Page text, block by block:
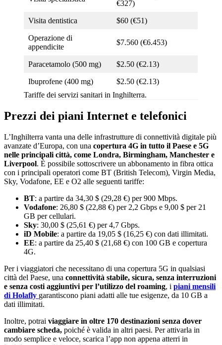
€327)
Visita dentistica $60 (€51)
Operazione di
appendicite
$7.560 (€6.453)
Paracetamolo (500 mg) $2.50 (€2.13)
Ibuprofene (400 mg)
$2.50 (€2.13)
Tariffe dei servizi sanitari in Inghilterra.
Prezzi dei piani Internet e telefonici
L’Inghilterra vanta una delle infrastrutture di connettività digitale più
avanzate d’Europa, con una copertura 4G in tutto il Paese e 5G
nelle principali città, come Londra, Birmingham, Manchester e
Liverpool. È possibile sottoscrivere un abbonamento in fibra ottica
con i principali operatori come BT (British Telecom), Virgin Media,
Sky, Vodafone, EE e O2 alle seguenti tariffe:
BT: a partire da 34,30 $ (29,28 €) per 900 Mbps.
Vodafone: 26,80 $ (22,88 €) per 2,2 Gbps e 9,00 $ per 21
GB per cellulari.
Sky: 30,00 $ (25,61 €) per 4,7 Gbps.
iD Mobile: a partire da 19,05 $ (16,25 €) con dati illimitati.
EE: a partire da 25,40 $ (21,68 €) con 100 GB e copertura
4G.
Per i viaggiatori che necessitano di una copertura 5G in qualsiasi
città del Paese, una connettività stabile, sicura, senza interruzioni
e senza costi aggiuntivi per l’utilizzo del roaming, i piani mensili
di Holafly garantiscono piani adatti alle tue esigenze, da 10 GB a
dati illimitati.
Inoltre, potrai viaggiare in oltre 170 destinazioni senza dover
cambiare scheda, poiché è valida in altri paesi. Per attivarla in
modo semplice e veloce, scarica l’app non appena atterri in